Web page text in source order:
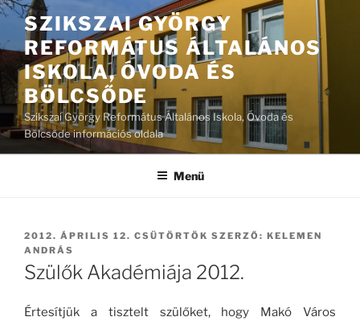
Tartalomhoz
SZIKSZAI GYÖRGY
REFORMÁTUS ÁLTALÁNOS
ISKOLA, ÓVODA ÉS
BÖLCSŐDE
Szikszai György Református Általános Iskola, Óvoda és
Bölcsőde információs oldala
Menü
BEKÜLDVE:
2012. ÁPRILIS 12. CSÜTÖRTÖK SZERZŐ: KELEMEN
ANDRÁS
Szülők Akadémiája 2012.
Értesítjük a tisztelt szülőket, hogy Makó Város